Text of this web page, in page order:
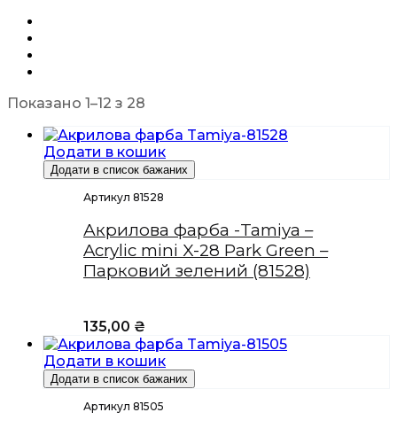
Показано 1–12 з 28
Додати в кошик
Додати в список бажаних
Артикул 81528
Акрилова фарба -Tamiya –
Acrylic mini X-28 Park Green –
Парковий зелений (81528)
135,00 ₴
Додати в кошик
Додати в список бажаних
Артикул 81505